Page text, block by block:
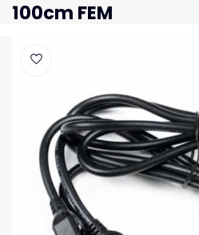
100cm FEM